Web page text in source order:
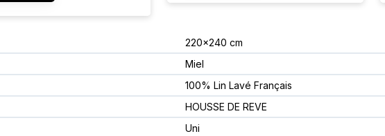
220x240 cm
Miel
100% Lin Lavé Français
HOUSSE DE REVE
Uni